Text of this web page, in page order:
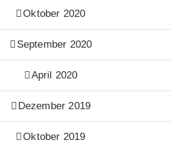
Oktober 2020
September 2020
April 2020
Dezember 2019
Oktober 2019